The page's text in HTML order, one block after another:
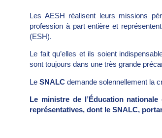
Les AESH réalisent leurs missions
profession à part entière et
(ESH).
Le fait qu’elles et ils soient
sont toujours dans une très grande
Le SNALC demande solennellement la
Le ministre de l’Éducation
représentatives, dont le SNALC,